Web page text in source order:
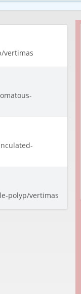
vertimas
polyp/vertimas